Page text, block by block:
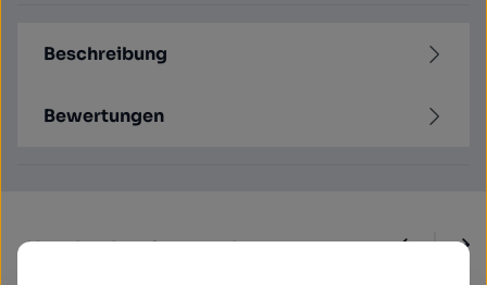
Beschreibung
Bewertungen
Kunden kauften auch